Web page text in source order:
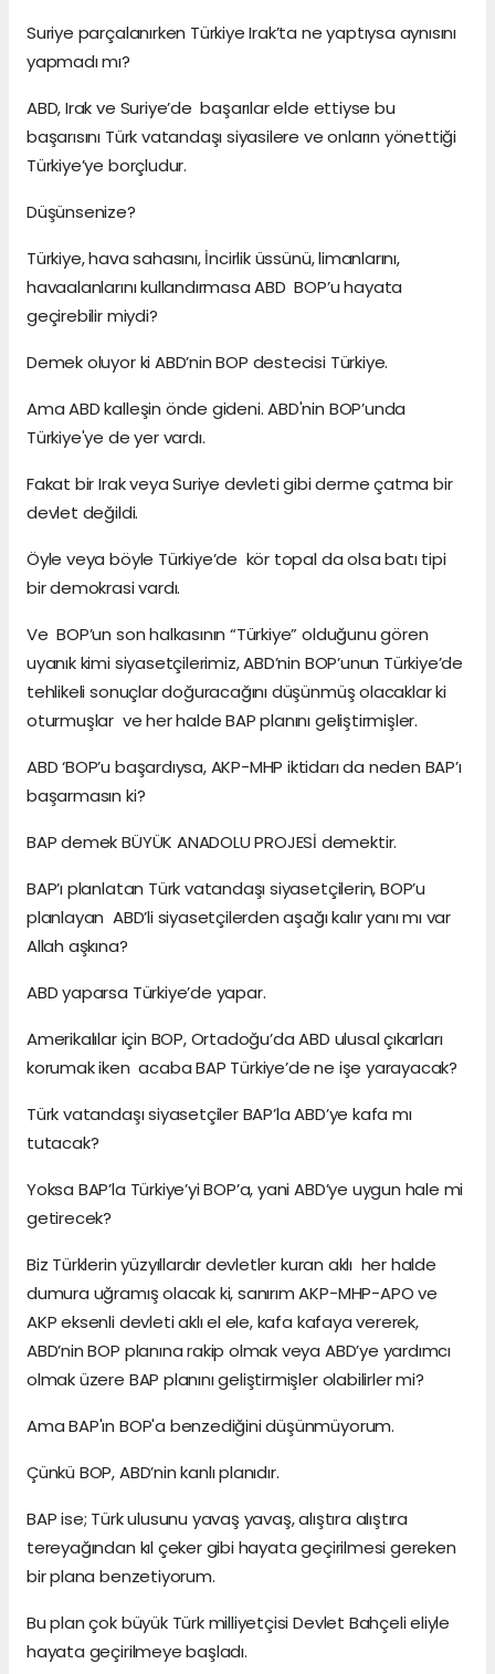
Suriye parçalanırken Türkiye Irak’ta ne yaptıysa aynısını
yapmadı mı?
ABD, Irak ve Suriye’de başarılar elde ettiyse bu
başarısını Türk vatandaşı siyasilere ve onların yönettiği
Türkiye’ye borçludur.
Düşünsenize?
Türkiye, hava sahasını, İncirlik üssünü, limanlarını,
havaalanlarını kullandırmasa ABD BOP’u hayata
geçirebilir miydi?
Demek oluyor ki ABD’nin BOP destecisi Türkiye.
Ama ABD kalleşin önde gideni. ABD'nin BOP’unda
Türkiye'ye de yer vardı.
Fakat bir Irak veya Suriye devleti gibi derme çatma bir
devlet değildi.
Öyle veya böyle Türkiye’de kör topal da olsa batı tipi
bir demokrasi vardı.
Ve BOP’un son halkasının “Türkiye” olduğunu gören
uyanık kimi siyasetçilerimiz, ABD’nin BOP’unun Türkiye’de
tehlikeli sonuçlar doğuracağını düşünmüş olacaklar ki
oturmuşlar ve her halde BAP planını geliştirmişler.
ABD ‘BOP’u başardıysa, AKP-MHP iktidarı da neden BAP’ı
başarmasın ki?
BAP demek BÜYÜK ANADOLU PROJESİ demektir.
BAP’ı planlatan Türk vatandaşı siyasetçilerin, BOP’u
planlayan ABD’li siyasetçilerden aşağı kalır yanı mı var
Allah aşkına?
ABD yaparsa Türkiye’de yapar.
Amerikalılar için BOP, Ortadoğu’da ABD ulusal çıkarları
korumak iken acaba BAP Türkiye’de ne işe yarayacak?
Türk vatandaşı siyasetçiler BAP’la ABD’ye kafa mı
tutacak?
Yoksa BAP’la Türkiye’yi BOP’a, yani ABD’ye uygun hale mi
getirecek?
Biz Türklerin yüzyıllardır devletler kuran aklı her halde
dumura uğramış olacak ki, sanırım AKP-MHP-APO ve
AKP eksenli devleti aklı el ele, kafa kafaya vererek,
ABD’nin BOP planına rakip olmak veya ABD’ye yardımcı
olmak üzere BAP planını geliştirmişler olabilirler mi?
Ama BAP'ın BOP'a benzediğini düşünmüyorum.
Çünkü BOP, ABD’nin kanlı planıdır.
BAP ise; Türk ulusunu yavaş yavaş, alıştıra alıştıra
tereyağından kıl çeker gibi hayata geçirilmesi gereken
bir plana benzetiyorum.
Bu plan çok büyük Türk milliyetçisi Devlet Bahçeli eliyle
hayata geçirilmeye başladı.